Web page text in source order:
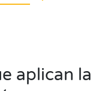
aplican la